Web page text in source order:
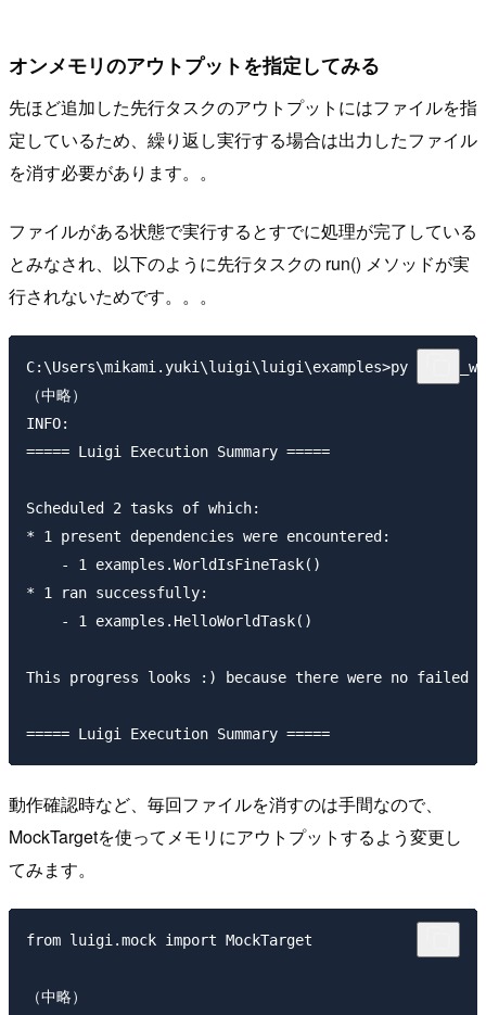
オンメモリのアウトプットを指定してみる
先ほど追加した先行タスクのアウトプットにはファイルを指
定しているため、繰り返し実行する場合は出力したファイル
を消す必要があります。。
ファイルがある状態で実行するとすでに処理が完了している
とみなされ、以下のように先行タスクの run() メソッドが実
行されないためです。。。
C:\Users\mikami.yuki\luigi\luigi\examples>py
（中略）
INFO:
===== Luigi Execution Summary =====
Scheduled 2 tasks of which:
* 1 present dependencies were encountered:
    - 1 examples.WorldIsFineTask()
* 1 ran successfully:
    - 1 examples.HelloWorldTask()
This progress looks :) because there were no failed
動作確認時など、毎回ファイルを消すのは手間なので、
MockTargetを使ってメモリにアウトプットするよう変更し
てみます。
from luigi.mock import MockTarget
（中略）